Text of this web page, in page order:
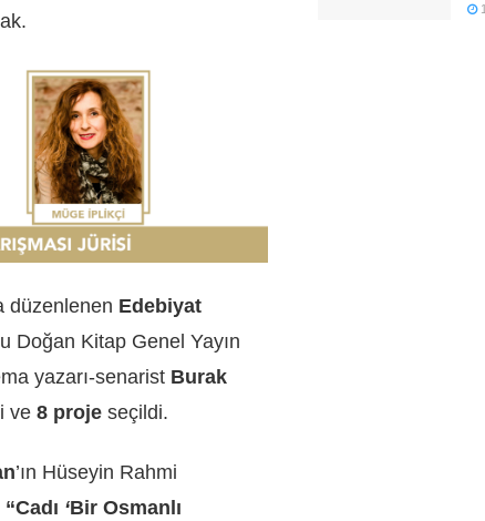
düzenlenen Edebiyat
Doğan Kitap Genel Yayın
yazarı-senarist Burak
ve 8 proje seçildi.
’ın Hüseyin Rahmi
“Cadı ‘Bir Osmanlı